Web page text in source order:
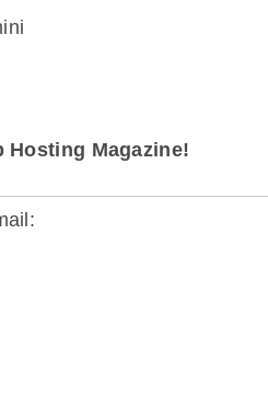
Magazine!